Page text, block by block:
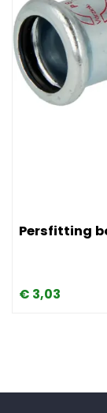
Persfitting
€ 3,03